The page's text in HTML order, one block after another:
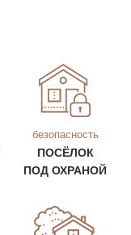
безопасность
ПОСЁЛОК
ПОД ОХРАНОЙ